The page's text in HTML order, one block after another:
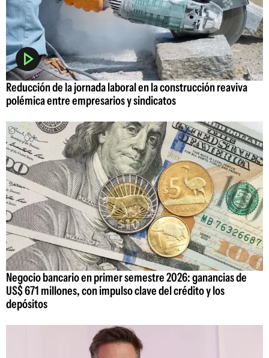
Reducción de la jornada laboral en la construcción reaviva
polémica entre empresarios y sindicatos
Negocio bancario en primer semestre 2026: ganancias de
US$ 671 millones, con impulso clave del crédito y los
depósitos